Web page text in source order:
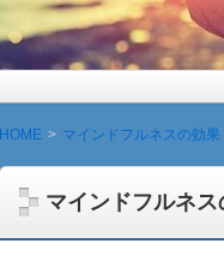
HOME マインドフルネスの効果
マインドフルネ